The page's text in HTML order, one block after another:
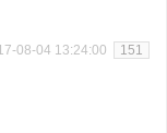
08-04 13:24:00 151